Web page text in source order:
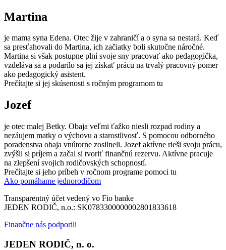
Martina
je mama syna Edena. Otec žije v zahraničí a o syna sa nestará. Keď
sa presťahovali do Martina, ich začiatky boli skutočne náročné.
Martina si však postupne plní svoje sny pracovať ako pedagogička,
vzdeláva sa a podarilo sa jej získať prácu na trvalý pracovný pomer
ako pedagogický asistent.
Prečítajte si jej skúsenosti s ročným programom tu
Jozef
je otec malej Betky. Obaja veľmi ťažko niesli rozpad rodiny a
nezáujem matky o výchovu a starostlivosť. S pomocou odborného
poradenstva obaja vnútorne zosilneli. Jozef aktívne rieši svoju prácu,
zvýšil si príjem a začal si tvoriť finančnú rezervu. Aktívne pracuje
na zlepšení svojich rodičovských schopností.
Prečítajte si jeho príbeh v ročnom programe pomoci tu
Ako pomáhame jednorodičom
Transparentný účet vedený vo Fio banke
JEDEN RODIČ, n.o.: SK0783300000002801833618
Finančne nás podporili
JEDEN RODIČ, n. o.